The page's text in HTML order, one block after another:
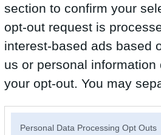
section to confirm your
opt-out request is
interest-based ads based
us or personal
your opt-out. You may
Personal Data Processing Opt Outs